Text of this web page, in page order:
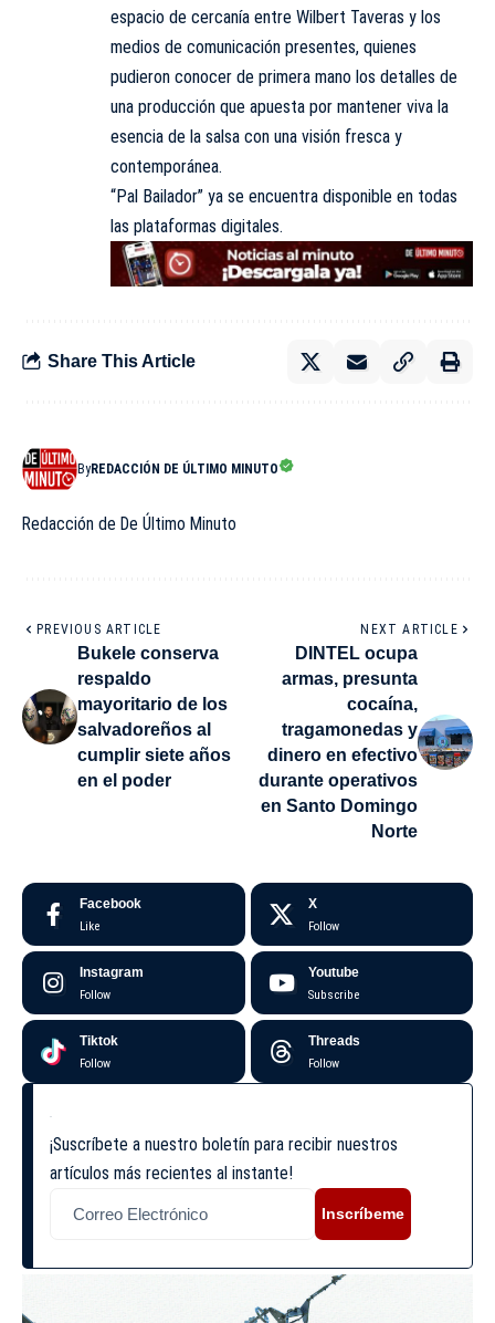
espacio de cercanía entre Wilbert Taveras y los
medios de comunicación presentes, quienes
pudieron conocer de primera mano los detalles de
una producción que apuesta por mantener viva la
esencia de la salsa con una visión fresca y
contemporánea.
“Pal Bailador” ya se encuentra disponible en todas
las plataformas digitales.
Share This Article
ByREDACCIÓN DE ÚLTIMO MINUTO
Redacción de De Último Minuto
PREVIOUS ARTICLE
Bukele conserva
respaldo
mayoritario de los
salvadoreños al
cumplir siete años
en el poder
NEXT ARTICLE
DINTEL ocupa
armas, presunta
cocaína,
tragamonedas y
dinero en efectivo
durante operativos
en Santo Domingo
Norte
Facebook
Like
X
Follow
Instagram
Follow
Youtube
Subscribe
Tiktok
Follow
Threads
Follow
¡Suscríbete a nuestro boletín para recibir nuestros
artículos más recientes al instante!
Inscríbeme